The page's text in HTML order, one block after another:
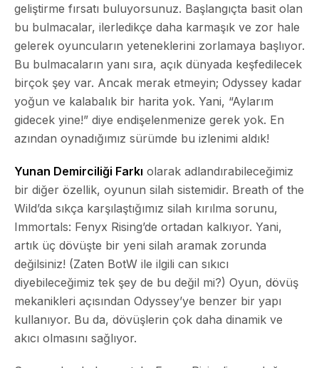
geliştirme fırsatı buluyorsunuz. Başlangıçta basit olan
bu bulmacalar, ilerledikçe daha karmaşık ve zor hale
gelerek oyuncuların yeteneklerini zorlamaya başlıyor.
Bu bulmacaların yanı sıra, açık dünyada keşfedilecek
birçok şey var. Ancak merak etmeyin; Odyssey kadar
yoğun ve kalabalık bir harita yok. Yani, “Aylarım
gidecek yine!” diye endişelenmenize gerek yok. En
azından oynadığımız sürümde bu izlenimi aldık!
Yunan Demirciliği Farkı olarak adlandırabileceğimiz
bir diğer özellik, oyunun silah sistemidir. Breath of the
Wild’da sıkça karşılaştığımız silah kırılma sorunu,
Immortals: Fenyx Rising’de ortadan kalkıyor. Yani,
artık üç dövüşte bir yeni silah aramak zorunda
değilsiniz! (Zaten BotW ile ilgili can sıkıcı
diyebileceğimiz tek şey de bu değil mi?) Oyun, dövüş
mekanikleri açısından Odyssey’ye benzer bir yapı
kullanıyor. Bu da, dövüşlerin çok daha dinamik ve
akıcı olmasını sağlıyor.